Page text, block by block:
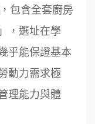
包含全套廚房
，選址在學
乎能保證基本
動力需求極
理能力與體